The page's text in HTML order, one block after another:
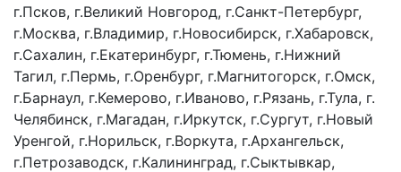
г.Псков, г.Великий Новгород, г.Санкт-Петербург,
г.Москва, г.Владимир, г.Новосибирск, г.Хабаровск,
г.Сахалин, г.Екатеринбург, г.Тюмень, г.Нижний
Тагил, г.Пермь, г.Оренбург, г.Магнитогорск, г.Омск,
г.Барнаул, г.Кемерово, г.Иваново, г.Рязань, г.Тула, г.
Челябинск, г.Магадан, г.Иркутск, г.Сургут, г.Новый
Уренгой, г.Норильск, г.Воркута, г.Архангельск,
г.Петрозаводск, г.Калининград, г.Сыктывкар,